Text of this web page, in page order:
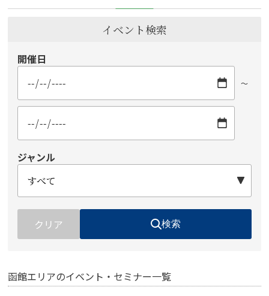
イベント検索
開催日
～
ジャンル
クリア 検索
函館エリアのイベント・セミナー一覧